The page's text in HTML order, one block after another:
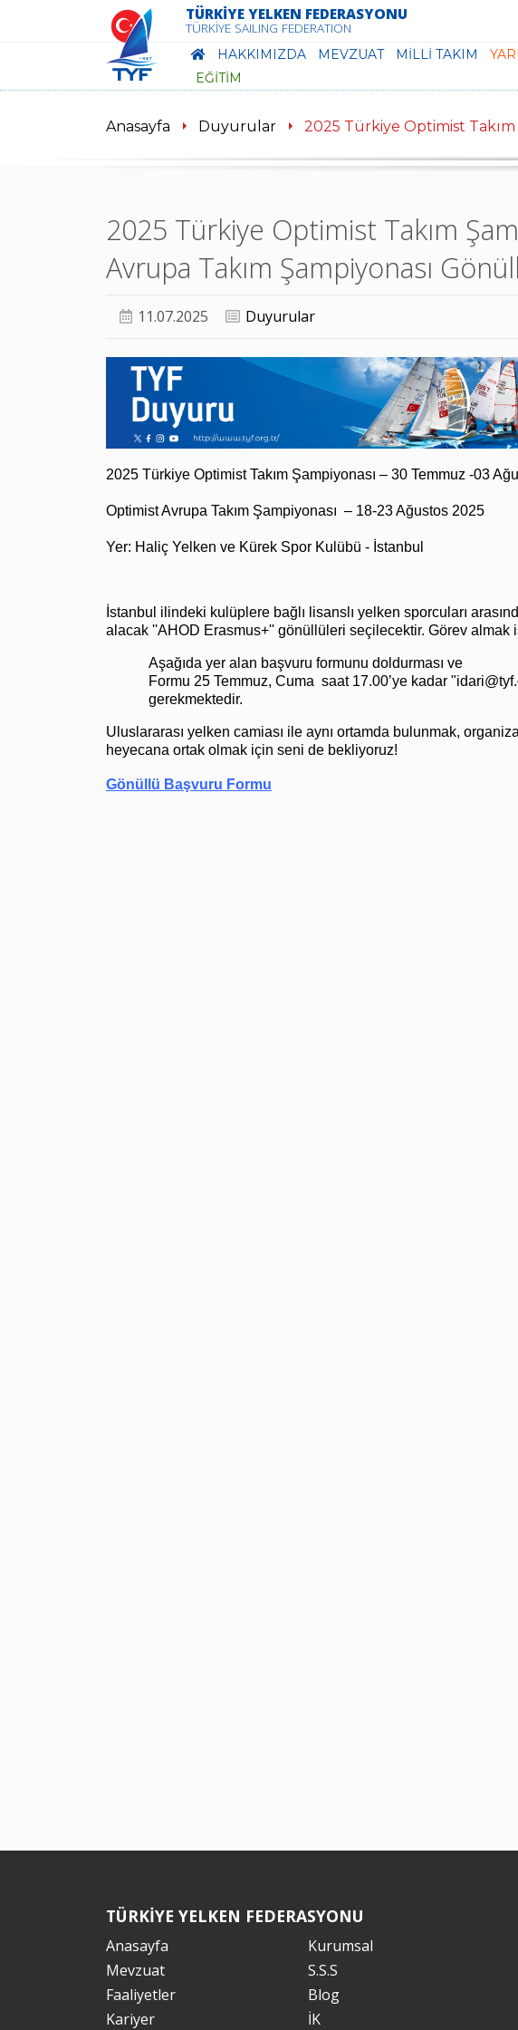
NASIL BAĞIŞ YAPABİLİRİM?
1 Yöntem Açıklaması 2 Yöntem Açıklaması
Eğer bir sorunla karşılaşırsanız lütfen bizimle hemen
TÜRKİYE YELKEN FEDERASYONU
TÜRKİYE SAILING FEDERATION
HAKKIMIZDA MEVZUAT MİLLİ TAKIM
EĞİTİM
Anasayfa Duyurular 2025 Türkiye Optimist
2025 Türkiye Optimist Takım
Avrupa Takım Şampiyonası
11.07.2025 Duyurular
2025 Türkiye Optimist Takım Şampiyonası – 30 Temmuz -03
Optimist Avrupa Takım Şampiyonası – 18-23 Ağustos 2025
Yer: Haliç Yelken ve Kürek Spor Kulübü - İstanbul
İstanbul ilindeki kulüplere bağlı lisanslı yelken sporcuları
alacak ''AHOD Erasmus+'' gönüllüleri seçilecektir. Görev almak
Aşağıda yer alan başvuru formunu doldurması ve
Formu 25 Temmuz, Cuma saat 17.00’ye kadar "
gerekmektedir.
Uluslararası yelken camiası ile aynı ortamda bulunmak,
heyecana ortak olmak için seni de bekliyoruz!
Gönüllü Başvuru Formu
TÜRKİYE YELKEN FEDERASYONU
Anasayfa
Kurumsal
Mevzuat
S.S.S
Faaliyetler
Blog
Kariyer
İK